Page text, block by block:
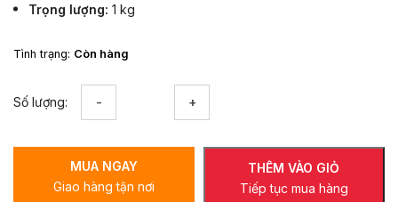
Trọng lượng 1 kg
Tình trạng: Còn hàng
Số lượng:
nắp
nhấn
Hiwin
THÊM VÀO GIỎ
Tiếp tục mua hàng
MUA NGAY
Giao hàng tận nơi